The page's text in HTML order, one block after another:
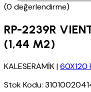
(0 değerlendirme)
RP-2239R
(1,44 M2)
KALESERAMİK|60X120
Stok Kodu: